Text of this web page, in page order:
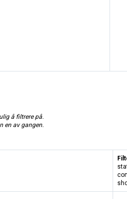
å filtrere på.
en av gangen.